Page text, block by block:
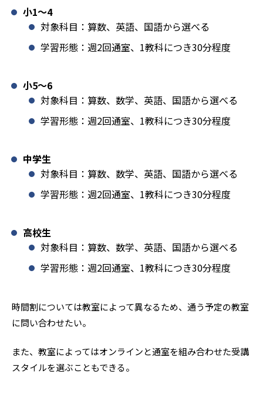
小1️〜4
対象科目：算数、英語、国語から選べる
学習形態：週2回通室、1教科につき30分程度
小5〜6
対象科目：算数、数学、英語、国語から選べる
学習形態：週2回通室、1教科につき30分程度
中学生
対象科目：算数、数学、英語、国語から選べる
学習形態：週2回通室、1教科につき30分程度
高校生
対象科目：算数、数学、英語、国語から選べる
学習形態：週2回通室、1教科につき30分程度
時間割については教室によって異なるため、通う予定の教室
に問い合わせたい。
また、教室によってはオンラインと通室を組み合わせた受講
スタイルを選ぶこともできる。